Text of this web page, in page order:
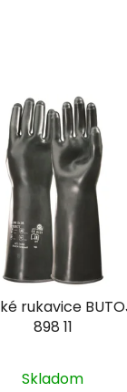
rukavice
898 11
Skladom